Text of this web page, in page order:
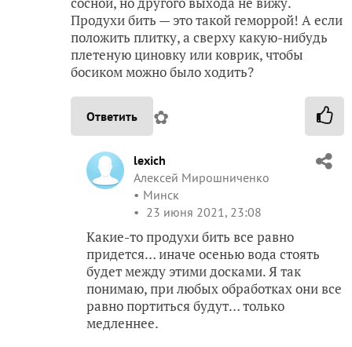
Продухи бить — это такой геморрой! А если
положить плитку, а сверху какую-нибудь
плетеную циновку или коврик, чтобы
босиком можно было ходить?
Ответить ✿
lexich
Алексей Мирошниченко
Минск
23 июня 2021, 23:08
Какие-то продухи бить все равно
придется… иначе осенью вода стоять
будет между этими досками. Я так
понимаю, при любых обработках они все
равно портиться будут… только
медленнее.